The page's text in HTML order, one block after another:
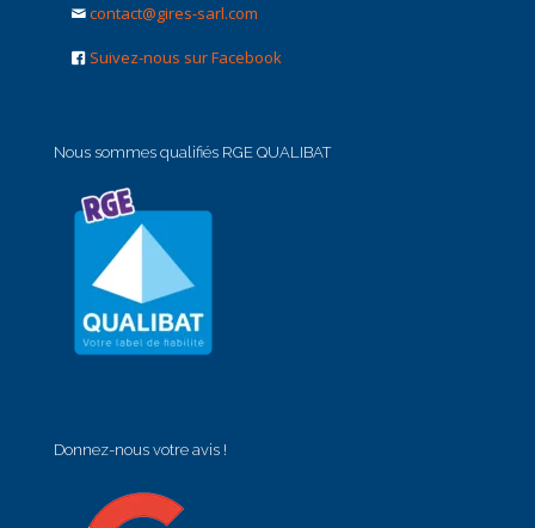
contact@gires-sarl.com
Suivez-nous sur Facebook
Nous sommes qualifiés RGE QUALIBAT
Donnez-nous votre avis !